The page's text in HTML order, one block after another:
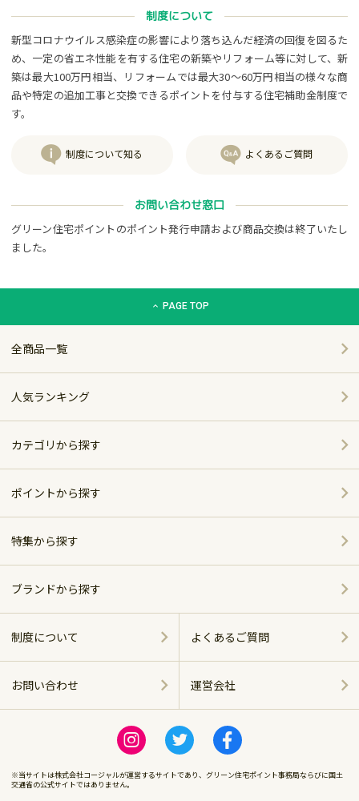
制度について
新型コロナウイルス感染症の影響により落ち込んだ経済の回復を図るた
め、一定の省エネ性能を有する住宅の新築やリフォーム等に対して、新
築は最大100万円相当、リフォームでは最大30～60万円相当の様々な商
品や特定の追加工事と交換できるポイントを付与する住宅補助金制度で
す。
制度について知る よくあるご質問
お問い合わせ窓口
グリーン住宅ポイントのポイント発行申請および商品交換は終了いたし
ました。
グリーン住宅ポイント交換商品カタログサイト「エコdeギフ
PAGE TOP
全商品一覧
人気ランキング
カテゴリから探す
家電
家具・インテリア
ホーム＆キッチン
アウトドア・スポーツ
グルメ・スイーツ
感染症対策
ポイントから探す
～5,000pt
5,001～10,000pt
10,001～20,000pt
20,001～30,000pt
50,001～100,000pt
特集から探す
ポイント別おすすめ商品
おしゃれで便利なキッチンアイテム
ベッド特集
ビール特集
ブランドから探す
シャープ
パナソニック
ロゴス
制度について よくあるご質問
商品に関する
お問い合わせ 運営会社
※当サイトは株式会社コージャルが運営するサイトであり、グリーン住宅ポイント事務局ならびに国土
交通省の公式サイトではありません。